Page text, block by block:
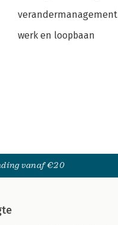
verandermanagement
werk en loopbaan
vanaf €20